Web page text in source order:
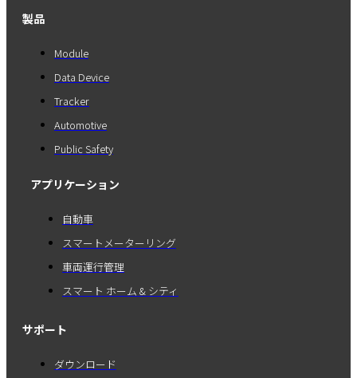
製品
Module
Data Device
Tracker
Automotive
Public Safety
アプリケーション
自動車
スマートメーターリング
車両運行管理
スマート ホーム & シティ
サポート
ダウンロード